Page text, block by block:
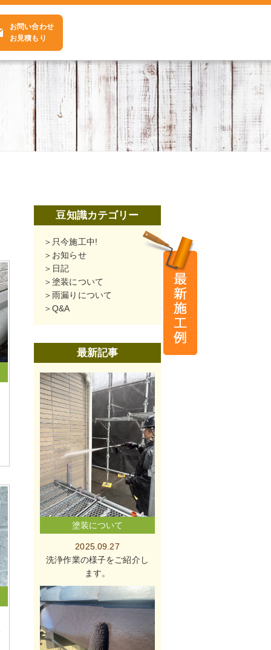
お問い合わせ
お見積もり
豆知識カテゴリー
只今施工中!
お知らせ
日記
塗装について
雨漏りについて
Q&A
最新記事
塗装について
2025.09.27
洗浄作業の様子をご紹介し
ます。